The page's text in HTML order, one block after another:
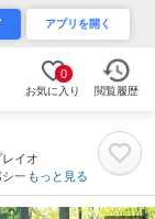
アプリを開く
0
お気に入り 閲覧履歴
イオ
ート
ート
もっと見る